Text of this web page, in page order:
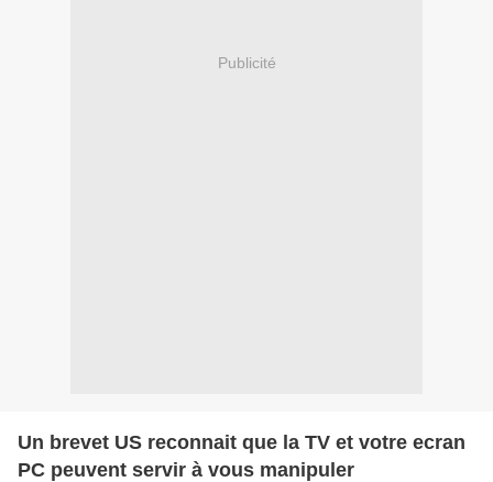
Publicité
Un brevet US reconnait que la TV et votre ecran
PC peuvent servir à vous manipuler